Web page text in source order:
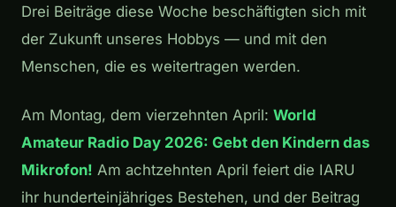
Drei Beiträge diese Woche beschäftigten sich mit
der Zukunft unseres Hobbys — und mit den
Menschen, die es weitertragen werden.
Am Montag, dem vierzehnten April: World
Amateur Radio Day 2026: Gebt den Kindern das
Mikrofon! Am achtzehnten April feiert die IARU
ihr hunderteinjähriges Bestehen, und der Beitrag